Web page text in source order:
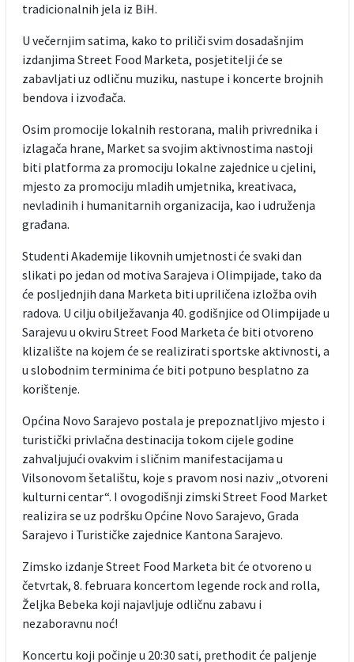
tradicionalnih jela iz BiH.
U večernjim satima, kako to priliči svim dosadašnjim
izdanjima Street Food Marketa, posjetitelji će se
zabavljati uz odličnu muziku, nastupe i koncerte brojnih
bendova i izvođača.
Osim promocije lokalnih restorana, malih privrednika i
izlagača hrane, Market sa svojim aktivnostima nastoji
biti platforma za promociju lokalne zajednice u cjelini,
mjesto za promociju mladih umjetnika, kreativaca,
nevladinih i humanitarnih organizacija, kao i udruženja
građana.
Studenti Akademije likovnih umjetnosti će svaki dan
slikati po jedan od motiva Sarajeva i Olimpijade, tako da
će posljednjih dana Marketa biti upriličena izložba ovih
radova. U cilju obilježavanja 40. godišnjice od Olimpijade u
Sarajevu u okviru Street Food Marketa će biti otvoreno
klizalište na kojem će se realizirati sportske aktivnosti, a
u slobodnim terminima će biti potpuno besplatno za
korištenje.
Općina Novo Sarajevo postala je prepoznatljivo mjesto i
turistički privlačna destinacija tokom cijele godine
zahvaljujući ovakvim i sličnim manifestacijama u
Vilsonovom šetalištu, koje s pravom nosi naziv „otvoreni
kulturni centar“. I ovogodišnji zimski Street Food Market
realizira se uz podršku Općine Novo Sarajevo, Grada
Sarajevo i Turističke zajednice Kantona Sarajevo.
Zimsko izdanje Street Food Marketa bit će otvoreno u
četvrtak, 8. februara koncertom legende rock and rolla,
Željka Bebeka koji najavljuje odličnu zabavu i
nezaboravnu noć!
Koncertu koji počinje u 20:30 sati, prethodit će paljenje